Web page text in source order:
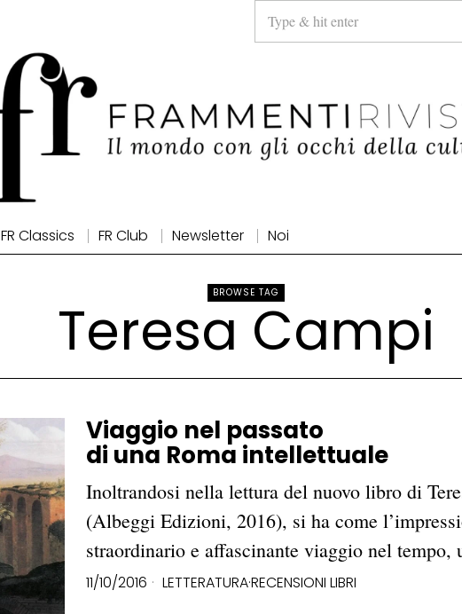
FR Classics FR Club Newsletter Noi
BROWSE TAG
Teresa Campi
Viaggio nel passato
di una Roma intellettuale
Inoltrandosi nella lettura del nuovo libro di
(Albeggi Edizioni, 2016), si ha come
straordinario e affascinante viaggio nel tempo,
11/10/2016 LETTERATURA·RECENSIONI LIBRI